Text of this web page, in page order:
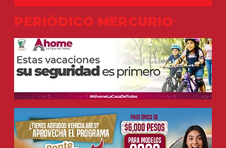
PERIÓDICO MERCURIO